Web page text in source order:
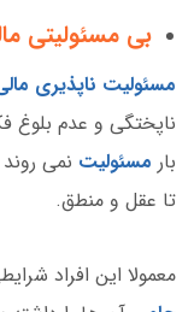
بی مسئولیتی
مسئولیت ناپذیری
ناپختگی و عدم بلوغ
بار مسئولیت نمی
تا عقل و منطق.
معمولا این افراد